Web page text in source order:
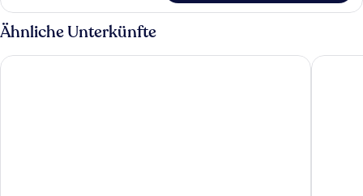
(3
adults)
Ähnliche Unterkünfte
Playacapricho Hotel Hotel